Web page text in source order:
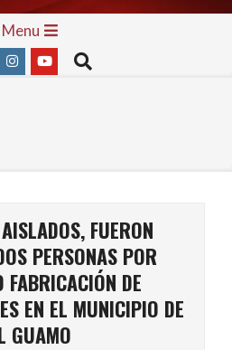
Menu
Search
FUERON
PERSONAS POR
FABRICACIÓN DE
EN EL MUNICIPIO DE
GUAMO